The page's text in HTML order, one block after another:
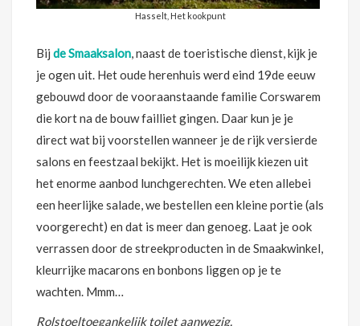
Hasselt, Het kookpunt
Bij de Smaaksalon, naast de toeristische dienst, kijk je
je ogen uit. Het oude herenhuis werd eind 19de eeuw
gebouwd door de vooraanstaande familie Corswarem
die kort na de bouw failliet gingen. Daar kun je je
direct wat bij voorstellen wanneer je de rijk versierde
salons en feestzaal bekijkt. Het is moeilijk kiezen uit
het enorme aanbod lunchgerechten. We eten allebei
een heerlijke salade, we bestellen een kleine portie (als
voorgerecht) en dat is meer dan genoeg. Laat je ook
verrassen door de streekproducten in de Smaakwinkel,
kleurrijke macarons en bonbons liggen op je te
wachten. Mmm…
Rolstoeltoegankelijk toilet aanwezig.